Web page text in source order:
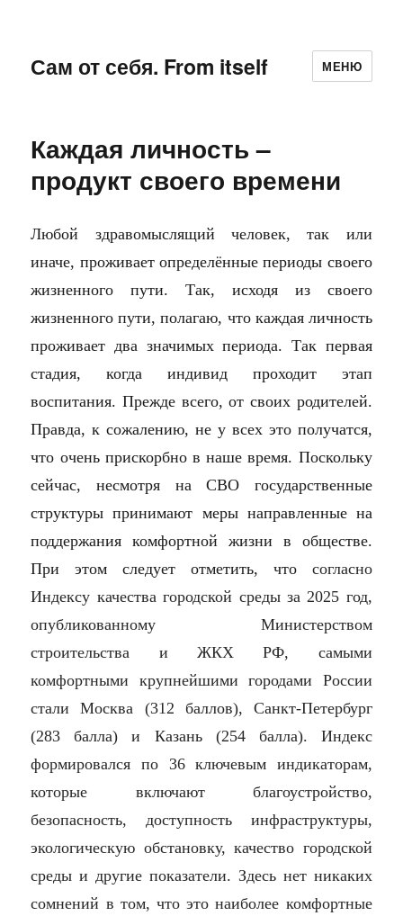
Сам от себя. From itself МЕНЮ
Каждая личность –
продукт своего времени
Любой здравомыслящий человек, так или
иначе, проживает определённые периоды своего
жизненного пути. Так, исходя из своего
жизненного пути, полагаю, что каждая личность
проживает два значимых периода. Так первая
стадия, когда индивид проходит этап
воспитания. Прежде всего, от своих родителей.
Правда, к сожалению, не у всех это получатся,
что очень прискорбно в наше время. Поскольку
сейчас, несмотря на СВО государственные
структуры принимают меры направленные на
поддержания комфортной жизни в обществе.
При этом следует отметить, что согласно
Индексу качества городской среды за 2025 год,
опубликованному Министерством
строительства и ЖКХ РФ, самыми
комфортными крупнейшими городами России
стали Москва (312 баллов), Санкт-Петербург
(283 балла) и Казань (254 балла). Индекс
формировался по 36 ключевым индикаторам,
которые включают благоустройство,
безопасность, доступность инфраструктуры,
экологическую обстановку, качество городской
среды и другие показатели. Здесь нет никаких
сомнений в том, что это наиболее комфортные